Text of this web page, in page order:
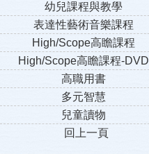
幼兒課程與教學
表達性藝術音樂課程
High/Scope高瞻課程
High/Scope高瞻課程-DVD
高職用書
多元智慧
兒童讀物
回上一頁